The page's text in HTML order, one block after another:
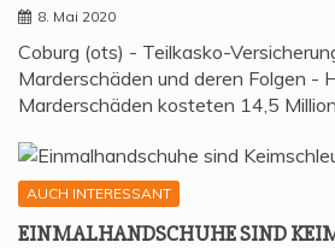
8. Mai 2020
Coburg (ots) - Teilkasko-
Marderschäden und deren Folgen -
Marderschäden kosteten 14,5
AUCH INTERESSANT
EIN­MAL­HAND­SCHU­HE SIND